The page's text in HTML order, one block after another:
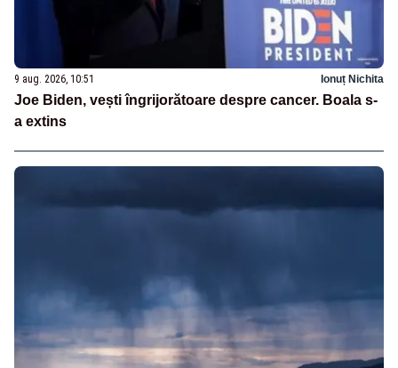
9 aug. 2026, 10:51 Ionuț Nichita
Joe Biden, vești îngrijorătoare despre cancer. Boala s-
a extins